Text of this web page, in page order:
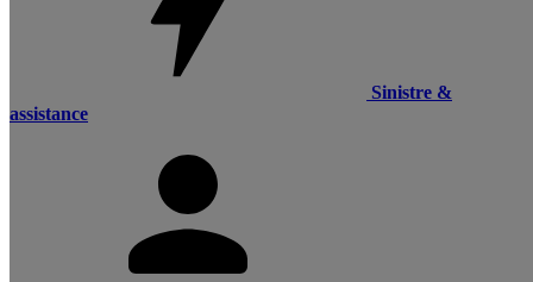
Sinistre &
assistance